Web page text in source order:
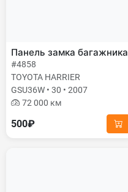
Панель замка багажника
#4858
TOYOTA HARRIER
GSU36W • 30 • 2007
72 000 км
500₽